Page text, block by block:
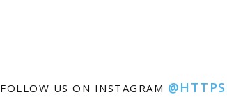
FOLLOW US ON INSTAGRAM